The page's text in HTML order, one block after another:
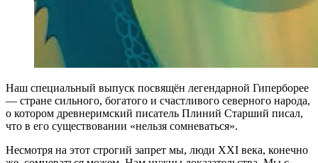
Наш специальный выпуск посвящён легендарной Гиперборее
— стране сильного, богатого и счастливого северного народа,
о котором древнеримский писатель Плиний Старший писал,
что в его существовании «нельзя сомневаться».
Несмотря на этот строгий запрет мы, люди XXI века, конечно